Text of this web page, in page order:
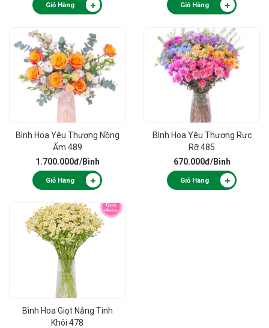
Giỏ Hàng Giỏ Hàng
Bình Hoa Yêu Thương Nồng
Ấm 489
1.700.000đ/Bình
Giỏ Hàng
Bình Hoa Yêu Thương Rực
Rỡ 485
670.000đ/Bình
Giỏ Hàng
Bình Hoa Giọt Nắng Tinh
Khôi 478